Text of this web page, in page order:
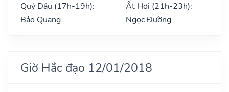
Quý Dậu (17h-19h):
Bảo Quang
Ất Hợi (21h-23h):
Ngọc Đường
Giờ Hắc đạo 12/01/2018